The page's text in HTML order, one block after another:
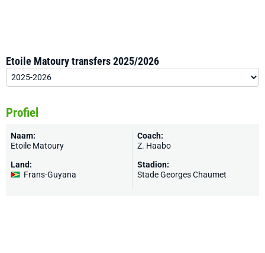
Etoile Matoury transfers 2025/2026
Profiel
Naam:
Etoile Matoury
Land:
Frans-Guyana
Coach:
Z. Haabo
Stadion:
Stade Georges Chaumet